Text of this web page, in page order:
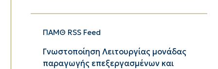
ΠΑΜΘ RSS Feed
Γνωστοποίηση Λειτουργίας μονάδας
παραγωγής επεξεργασμένων και